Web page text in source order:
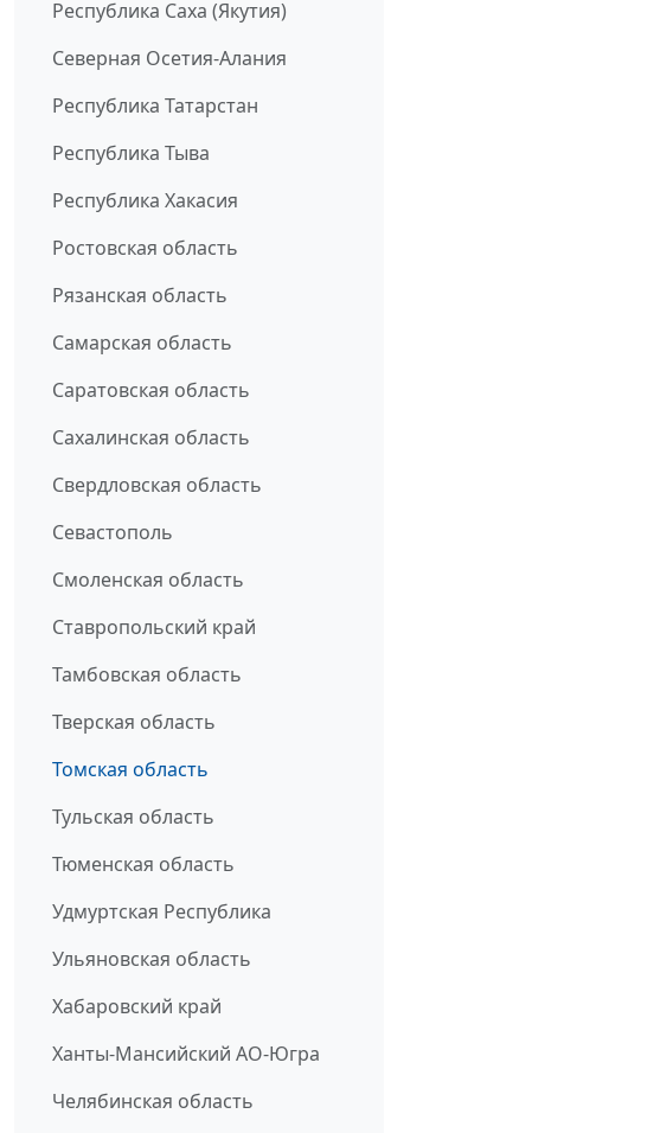
Республика Саха (Якутия)
Северная Осетия-Алания
Республика Татарстан
Республика Тыва
Республика Хакасия
Ростовская область
Рязанская область
Самарская область
Саратовская область
Сахалинская область
Свердловская область
Севастополь
Смоленская область
Ставропольский край
Тамбовская область
Тверская область
Томская область
Тульская область
Тюменская область
Удмуртская Республика
Ульяновская область
Хабаровский край
Ханты-Мансийский АО-Югра
Челябинская область